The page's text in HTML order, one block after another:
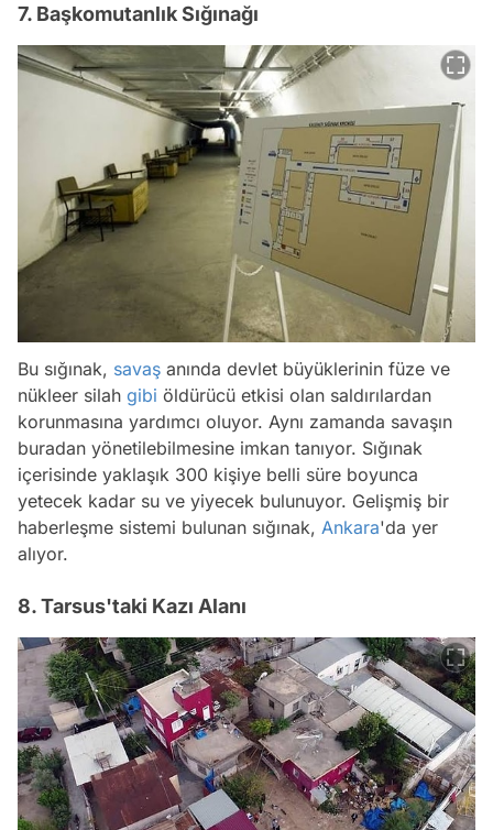
7. Başkomutanlık Sığınağı
Bu sığınak, savaş anında devlet büyüklerinin füze ve
nükleer silah gibi öldürücü etkisi olan saldırılardan
korunmasına yardımcı oluyor. Aynı zamanda savaşın
buradan yönetilebilmesine imkan tanıyor. Sığınak
içerisinde yaklaşık 300 kişiye belli süre boyunca
yetecek kadar su ve yiyecek bulunuyor. Gelişmiş bir
haberleşme sistemi bulunan sığınak, Ankara'da yer
alıyor.
8. Tarsus'taki Kazı Alanı